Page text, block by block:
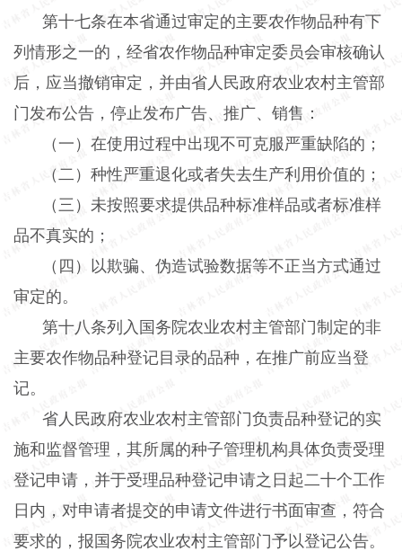
第十七条在本省通过审定的主要农作物品种有下
列情形之一的，经省农作物品种审定委员会审核确认
后，应当撤销审定，并由省人民政府农业农村主管部
门发布公告，停止发布广告、推广、销售：
（一）在使用过程中出现不可克服严重缺陷的；
（二）种性严重退化或者失去生产利用价值的；
（三）未按照要求提供品种标准样品或者标准样
品不真实的；
（四）以欺骗、伪造试验数据等不正当方式通过
审定的。
第十八条列入国务院农业农村主管部门制定的非
主要农作物品种登记目录的品种，在推广前应当登
记。
省人民政府农业农村主管部门负责品种登记的实
施和监督管理，其所属的种子管理机构具体负责受理
登记申请，并于受理品种登记申请之日起二十个工作
日内，对申请者提交的申请文件进行书面审查，符合
要求的，报国务院农业农村主管部门予以登记公告。